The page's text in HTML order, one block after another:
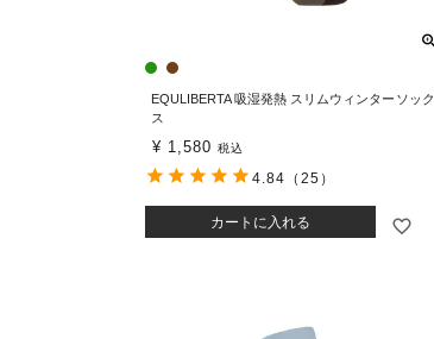
EQULIBERTA 吸湿発熱 スリムウィンターソック
ス
¥ 1,580 税込
カートに入れる
4.84 （25）